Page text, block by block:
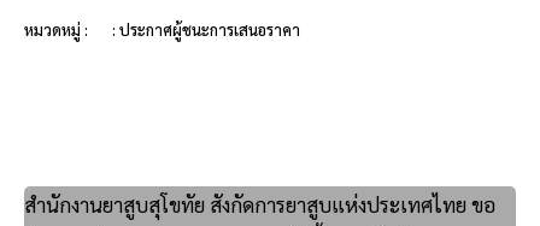
หมวดหมู่ : : ประกาศผู้ชนะการเสนอราคา
สำนักงานยาสูบสุโขทัย สังกัดการยาสูบแห่งประเทศไทย ขอ